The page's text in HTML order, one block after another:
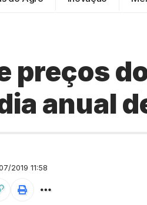
preços
anual
2019 11:58